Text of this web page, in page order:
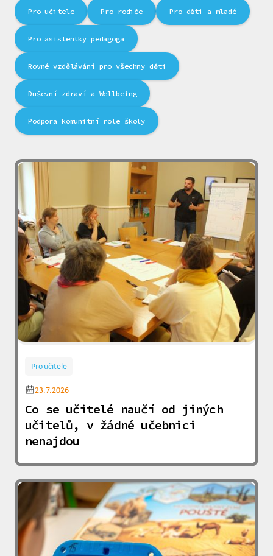
Pro učitele Pro rodiče Pro děti a mladé
Pro asistentky pedagoga
Rovné vzdělávání pro všechny děti
Duševní zdraví a Wellbeing
Podpora komunitní role školy
Pro učitele
23.7.2026
Co se učitelé naučí od jiných
učitelů, v žádné učebnici
nenajdou